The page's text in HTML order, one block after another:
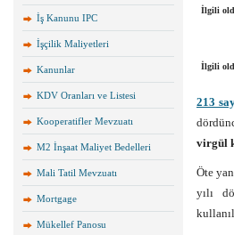
İş Kanunu IPC
İşçilik Maliyetleri
Kanunlar
KDV Oranları ve Listesi
Kooperatifler Mevzuatı
M2 İnşaat Maliyet Bedelleri
Mali Tatil Mevzuatı
Mortgage
Mükellef Panosu
İlgili
İlgili
213
virgül
Öte
yılı